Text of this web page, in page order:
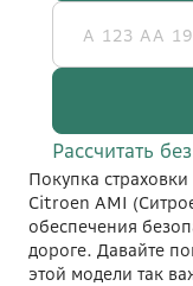
Покупка
Citroen AMI
обеспечения
дороге. Давайте
этой модели так